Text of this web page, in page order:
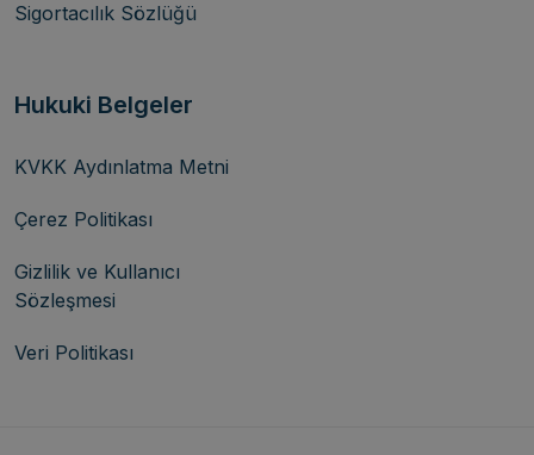
Sigortacılık Sözlüğü
Hukuki Belgeler
KVKK Aydınlatma Metni
Çerez Politikası
Gizlilik ve Kullanıcı
Sözleşmesi
Veri Politikası